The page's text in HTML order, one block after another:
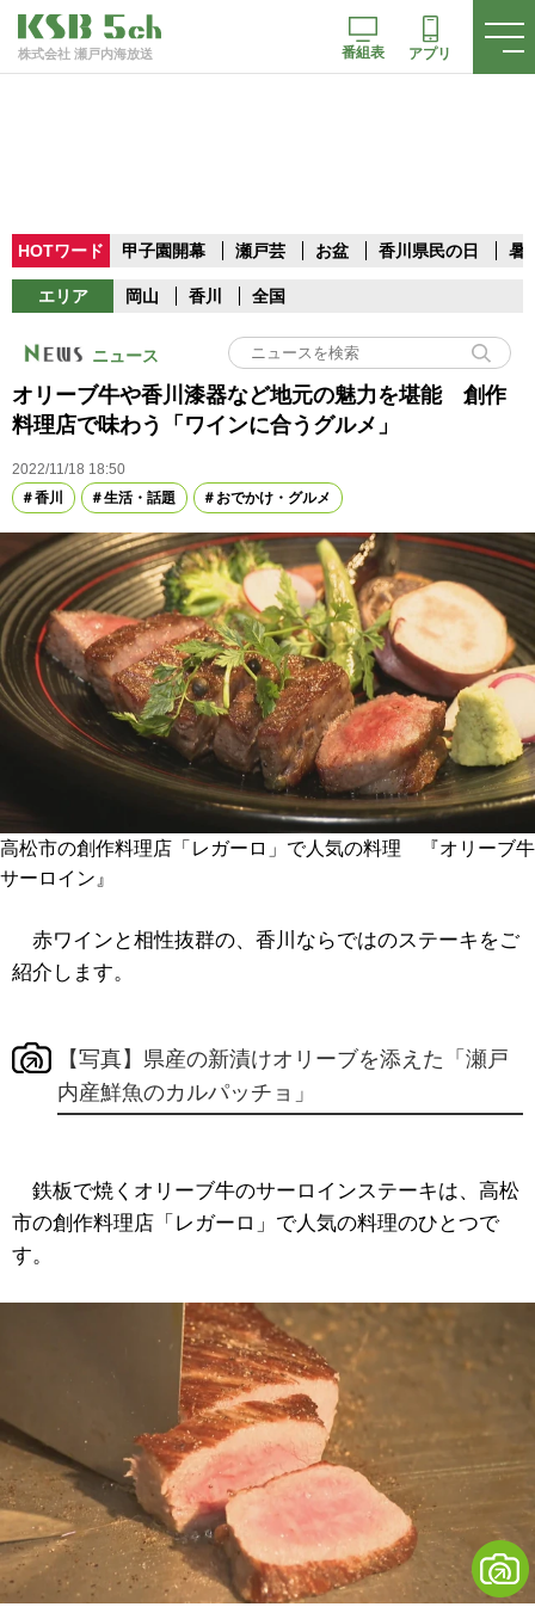
株式会社 瀬戸内海放送 番組表 アプリ
HOTワード 甲子園開幕 瀬戸芸 お盆 香川県民の日 暑
エリア 岡山 香川 全国
ニュース
オリーブ牛や香川漆器など地元の魅力を堪能 創作
料理店で味わう「ワインに合うグルメ」
2022/11/18 18:50
香川
生活・話題 おでかけ・グルメ
高松市の創作料理店「レガーロ」で人気の料理 『オリーブ牛
サーロイン』
赤ワインと相性抜群の、香川ならではのステーキをご
紹介します。
【写真】県産の新漬けオリーブを添えた「瀬戸
内産鮮魚のカルパッチョ」
鉄板で焼くオリーブ牛のサーロインステーキは、高松
市の創作料理店「レガーロ」で人気の料理のひとつで
す。